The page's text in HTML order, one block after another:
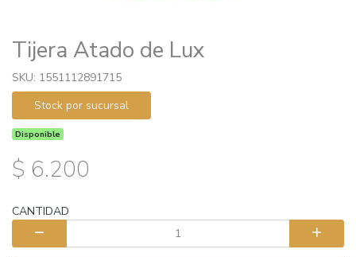
Tijera Atado de Lux
SKU: 1551112891715
Stock por sucursal
Disponible
$ 6.200
CANTIDAD